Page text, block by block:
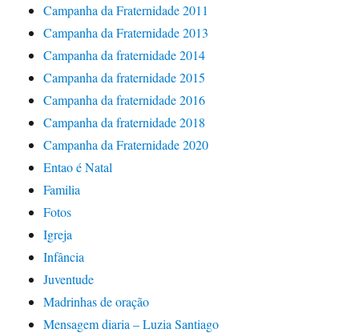
Campanha da Fraternidade 2011
Campanha da Fraternidade 2013
Campanha da fraternidade 2014
Campanha da fraternidade 2015
Campanha da fraternidade 2016
Campanha da fraternidade 2018
Campanha da Fraternidade 2020
Entao é Natal
Familia
Fotos
Igreja
Infância
Juventude
Madrinhas de oração
Mensagem diaria – Luzia Santiago